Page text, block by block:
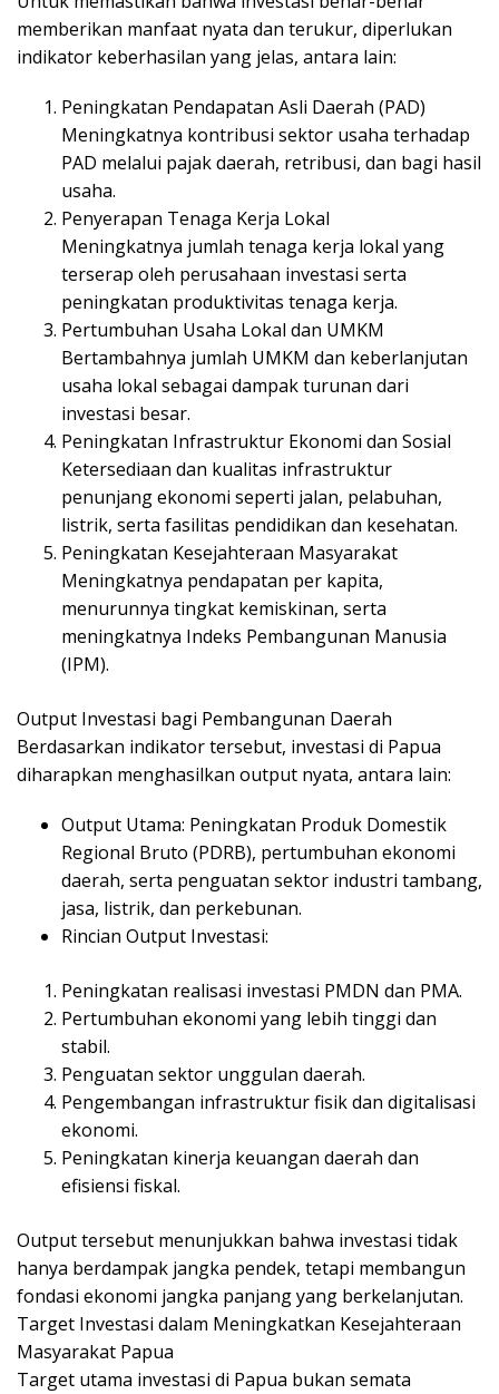
memberikan manfaat nyata dan terukur, diperlukan
indikator keberhasilan yang jelas, antara lain:
Peningkatan Pendapatan Asli Daerah (PAD)
Meningkatnya kontribusi sektor usaha terhadap
PAD melalui pajak daerah, retribusi, dan bagi hasil
usaha.
Penyerapan Tenaga Kerja Lokal
Meningkatnya jumlah tenaga kerja lokal yang
terserap oleh perusahaan investasi serta
peningkatan produktivitas tenaga kerja.
Pertumbuhan Usaha Lokal dan UMKM
Bertambahnya jumlah UMKM dan keberlanjutan
usaha lokal sebagai dampak turunan dari
investasi besar.
Peningkatan Infrastruktur Ekonomi dan Sosial
Ketersediaan dan kualitas infrastruktur
penunjang ekonomi seperti jalan, pelabuhan,
listrik, serta fasilitas pendidikan dan kesehatan.
Peningkatan Kesejahteraan Masyarakat
Meningkatnya pendapatan per kapita,
menurunnya tingkat kemiskinan, serta
meningkatnya Indeks Pembangunan Manusia
(IPM).
Output Investasi bagi Pembangunan Daerah
Berdasarkan indikator tersebut, investasi di Papua
diharapkan menghasilkan output nyata, antara lain:
Output Utama: Peningkatan Produk Domestik
Regional Bruto (PDRB), pertumbuhan ekonomi
daerah, serta penguatan sektor industri tambang,
jasa, listrik, dan perkebunan.
Rincian Output Investasi:
Peningkatan realisasi investasi PMDN dan PMA.
Pertumbuhan ekonomi yang lebih tinggi dan
stabil.
Penguatan sektor unggulan daerah.
Pengembangan infrastruktur fisik dan digitalisasi
ekonomi.
Peningkatan kinerja keuangan daerah dan
efisiensi fiskal.
Output tersebut menunjukkan bahwa investasi tidak
hanya berdampak jangka pendek, tetapi membangun
fondasi ekonomi jangka panjang yang berkelanjutan.
Target Investasi dalam Meningkatkan Kesejahteraan
Masyarakat Papua
Target utama investasi di Papua bukan semata